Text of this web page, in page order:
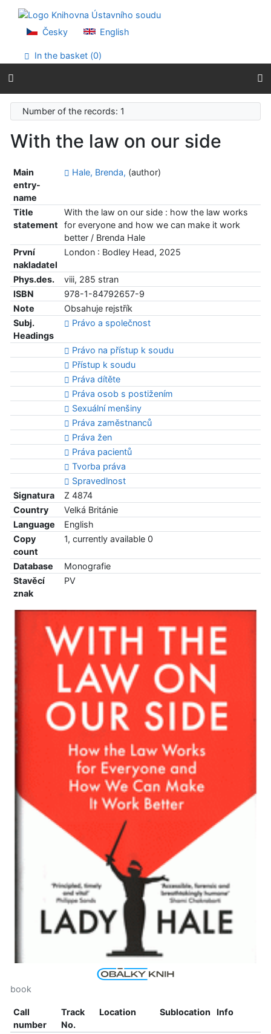
Go to menu
Accessibility declaration
Česky English
In the basket (0)
Number of the records: 1
With the law on our side
Main
entry-
name
Hale, Brenda, (author)
Title
statement
With the law on our side : how the law works
for everyone and how we can make it work
better / Brenda Hale
První
nakladatel
London : Bodley Head, 2025
Phys.des.
viii, 285 stran
ISBN
978-1-84792657-9
Note
Obsahuje rejstřík
Subj.
Headings
Právo a společnost
Právo na přístup k soudu
Přístup k soudu
Práva dítěte
Práva osob s postižením
Sexuální menšiny
Práva zaměstnanců
Práva žen
Práva pacientů
Tvorba práva
Spravedlnost
Signatura
Z 4874
Country
Velká Británie
Language
English
Copy
count
1, currently available 0
Database
Monografie
Stavěcí
znak
PV
book
Call
number
Track
No.
Location Sublocation Info